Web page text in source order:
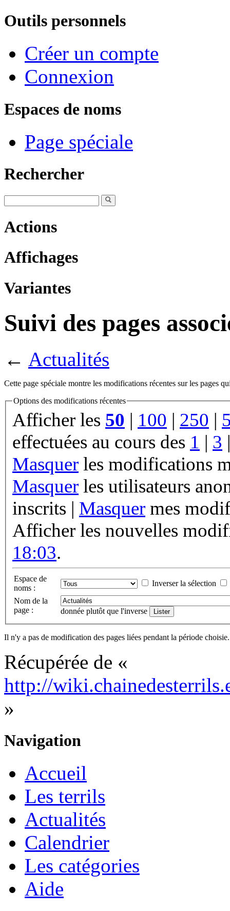
Outils personnels
Créer un compte
Connexion
Espaces de noms
Page spéciale
Rechercher
Actions
Affichages
Variantes
Suivi des pages
← Actualités
Cette page spéciale montre les modifications récentes sur les pages
Options des modifications récentes
Afficher les 50 | 100 | 250 |
effectuées au cours des 1 | 3
Masquer les modifications
Masquer les utilisateurs
inscrits | Masquer mes
Afficher les nouvelles
18:03.
Espace de
noms :
Inverser la sélection
Nom de la
page :
donnée plutôt que l'inverse
Il n'y a pas de modification des pages liées pendant la période choisie.
Récupérée de «
http://
»
Navigation
Accueil
Les terrils
Actualités
Calendrier
Les catégories
Aide